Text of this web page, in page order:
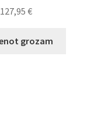
127,95€
grozam